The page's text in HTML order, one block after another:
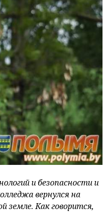
и безопасности и
вернулся на
земле. Как говорится,